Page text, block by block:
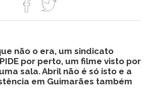
não o era, um sindicato
por perto, um filme visto por
sala. Abril não é só isto e a
em Guimarães também